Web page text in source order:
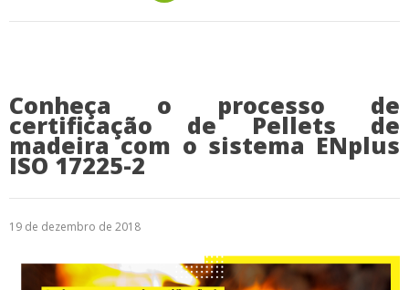
Conheça o processo de
certificação de Pellets de
madeira com o sistema ENplus
ISO 17225-2
19 de dezembro de 2018